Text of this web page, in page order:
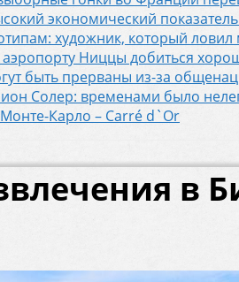
экономический показатель
художник, который ловил
Ниццы добиться
быть прерваны из-за
Солер: временами было
Карло – Carré d`Or
в